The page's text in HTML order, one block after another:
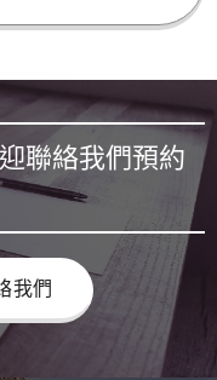
聯絡我們預約
我們